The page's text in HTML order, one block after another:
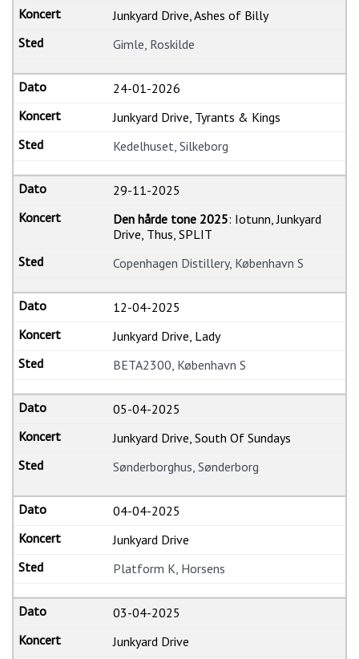
Junkyard Drive, Ashes of Billy
Gimle, Roskilde
24-01-2026
Junkyard Drive, Tyrants & Kings
Kedelhuset, Silkeborg
29-11-2025
Den hårde tone 2025: Iotunn, Junkyard
Drive, Thus, SPLIT
Copenhagen Distillery, København S
12-04-2025
Junkyard Drive, Lady
BETA2300, København S
05-04-2025
Junkyard Drive, South Of Sundays
Sønderborghus, Sønderborg
04-04-2025
Junkyard Drive
Platform K, Horsens
03-04-2025
Junkyard Drive